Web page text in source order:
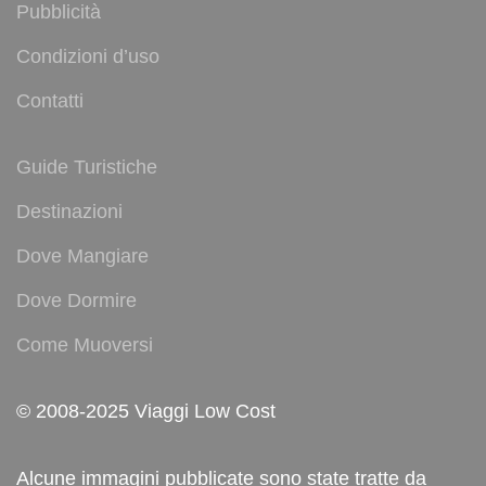
Pubblicità
Condizioni d’uso
Contatti
Guide Turistiche
Destinazioni
Dove Mangiare
Dove Dormire
Come Muoversi
© 2008-2025 Viaggi Low Cost
Alcune immagini pubblicate sono state tratte da